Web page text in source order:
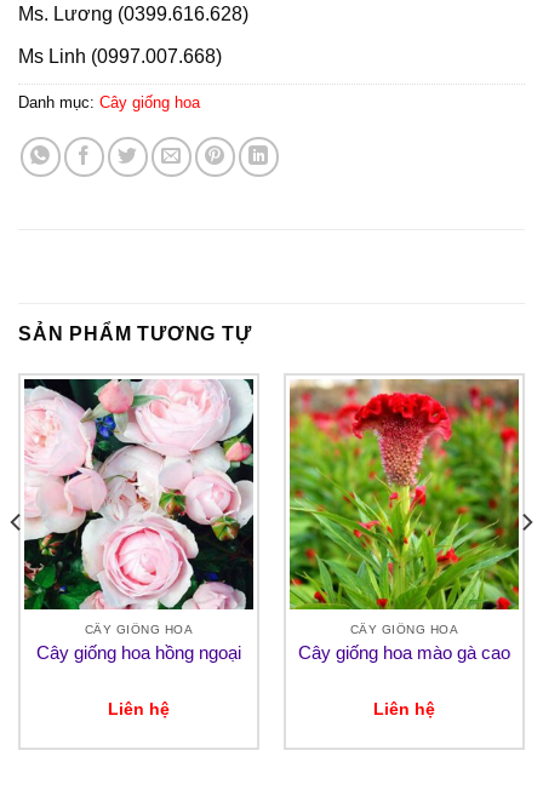
Ms. Lương (0399.616.628)
Ms Linh (0997.007.668)
Danh mục: Cây giống hoa
SẢN PHẨM TƯƠNG TỰ
CÂY GIỐNG HOA
Cây giống hoa hồng ngoại
Liên hệ
CÂY GIỐNG HOA
Cây giống hoa mào gà cao
Liên hệ